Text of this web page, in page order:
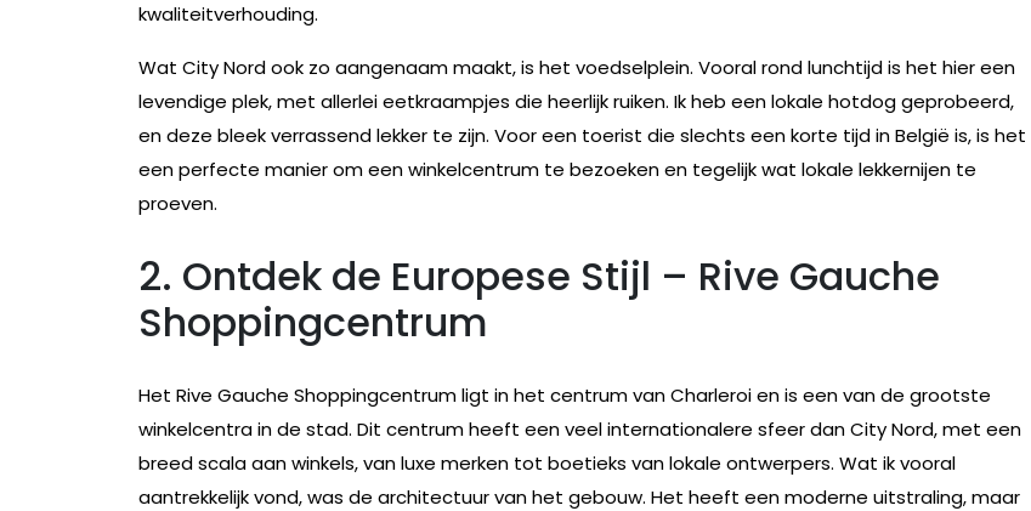
kwaliteitverhouding.
Wat City Nord ook zo aangenaam maakt, is het voedselplein. Vooral rond lunchtijd is het hier een
levendige plek, met allerlei eetkraampjes die heerlijk ruiken. Ik heb een lokale hotdog geprobeerd,
en deze bleek verrassend lekker te zijn. Voor een toerist die slechts een korte tijd in België is, is het
een perfecte manier om een winkelcentrum te bezoeken en tegelijk wat lokale lekkernijen te
proeven.
2. Ontdek de Europese Stijl – Rive Gauche
Shoppingcentrum
Het Rive Gauche Shoppingcentrum ligt in het centrum van Charleroi en is een van de grootste
winkelcentra in de stad. Dit centrum heeft een veel internationalere sfeer dan City Nord, met een
breed scala aan winkels, van luxe merken tot boetieks van lokale ontwerpers. Wat ik vooral
aantrekkelijk vond, was de architectuur van het gebouw. Het heeft een moderne uitstraling, maar